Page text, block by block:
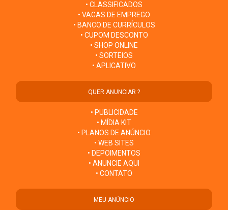
• CLASSIFICADOS
• VAGAS DE EMPREGO
• BANCO DE CURRÍCULOS
• CUPOM DESCONTO
• SHOP ONLINE
• SORTEIOS
• APLICATIVO
QUER ANUNCIAR ?
• PUBLICIDADE
• MÍDIA KIT
• PLANOS DE ANÚNCIO
• WEB SITES
• DEPOIMENTOS
• ANUNCIE AQUI
• CONTATO
MEU ANÚNCIO